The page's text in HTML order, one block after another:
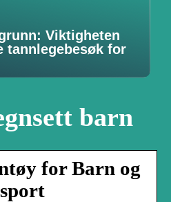
Viktigheten
tannlegebesøk for
barn
for Barn og